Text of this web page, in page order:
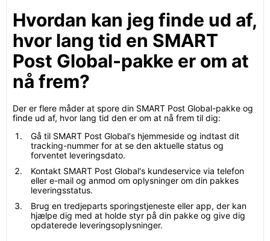
Hvordan kan jeg finde ud af,
hvor lang tid en SMART
Post Global-pakke er om at
nå frem?
Der er flere måder at spore din SMART Post Global-pakke og
finde ud af, hvor lang tid den er om at nå frem til dig:
Gå til SMART Post Global's hjemmeside og indtast dit
tracking-nummer for at se den aktuelle status og
forventet leveringsdato.
Kontakt SMART Post Global's kundeservice via telefon
eller e-mail og anmod om oplysninger om din pakkes
leveringsstatus.
Brug en tredjeparts sporingstjeneste eller app, der kan
hjælpe dig med at holde styr på din pakke og give dig
opdaterede leveringsoplysninger.